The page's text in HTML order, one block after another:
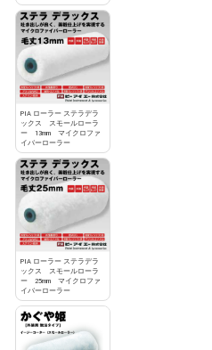
PIA ローラー ステラデラ
ックス スモールローラ
ー 13mm マイクロファ
イバーローラー
PIA ローラー ステラデラ
ックス スモールローラ
ー 25mm マイクロファ
イバーローラー